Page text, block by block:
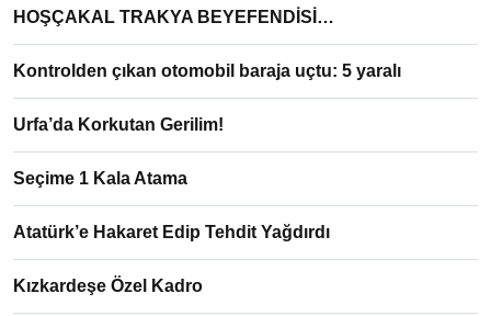
HOŞÇAKAL TRAKYA BEYEFENDİSİ…
Kontrolden çıkan otomobil baraja uçtu: 5 yaralı
Urfa’da Korkutan Gerilim!
Seçime 1 Kala Atama
Atatürk’e Hakaret Edip Tehdit Yağdırdı
Kızkardeşe Özel Kadro